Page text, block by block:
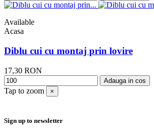
Available
Acasa
Diblu cui cu montaj prin lovire
17,30 RON
Adauga in cos
Tap to zoom ×
Sign up to newsletter